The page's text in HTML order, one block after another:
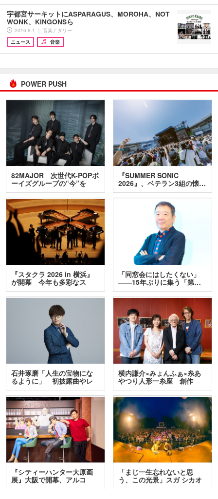
宇都宮サーキットにASPARAGUS、MOROHA、NOT
WONK、KiNGONSら
2016.8.1 ｜ 音楽ナタリー
ニュース
音楽
POWER PUSH
82MAJOR 次世代K-POPボ
ーイズグループの“今”を
訊…
『SUMMER SONIC
2026』、ベテラン3組の懐…
『スタクラ 2026 in 横浜』
が開幕 今年も多彩なス
テ…
「同窓会にはしたくない」
――15年ぶりに集う「第…
石井琢磨「人生の宝物にな
るように」 初披露曲やレ
ア…
横内謙介×みょんふぁ×糸あ
やつり人形一糸座 創作
人…
『シティーハンター大原画
展』大阪で開幕、アルコ
＆…
「まじ一生忘れないと思
う、この光景」スガ シカオ
と…